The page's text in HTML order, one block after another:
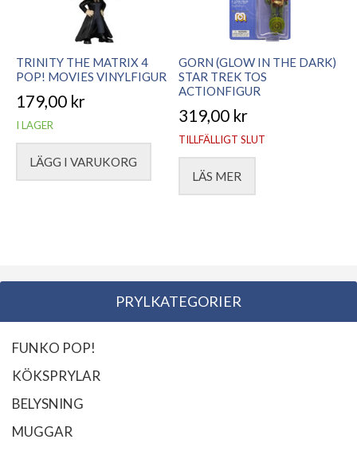
TRINITY THE MATRIX 4
POP! MOVIES VINYLFIGUR
179,00 kr
I LAGER
LÄGG I VARUKORG
GORN (GLOW IN THE DARK)
STAR TREK TOS
ACTIONFIGUR
319,00 kr
TILLFÄLLIGT SLUT
LÄS MER
PRYLKATEGORIER
FUNKO POP!
KÖKSPRYLAR
BELYSNING
MUGGAR